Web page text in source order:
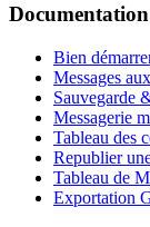
Documentation
Bien
Messages
Sauvegarde
Messagerie
Tableau des
Republier
Tableau de
Exportation